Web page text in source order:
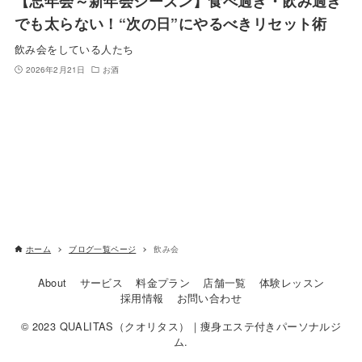
でも太らない！“次の日”にやるべきリセット術
飲み会をしている人たち
2026年2月21日 お酒
ホーム ブログ一覧ページ 飲み会
About サービス 料金プラン 店舗一覧
体験レッスン
採用情報
お問い合わせ
© 2023 QUALITAS（クオリタス）｜痩身エステ付きパーソナルジ
ム.